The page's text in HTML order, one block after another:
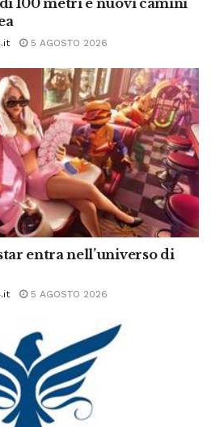
5 AGOSTO 2026
entra nell’universo di
5 AGOSTO 2026